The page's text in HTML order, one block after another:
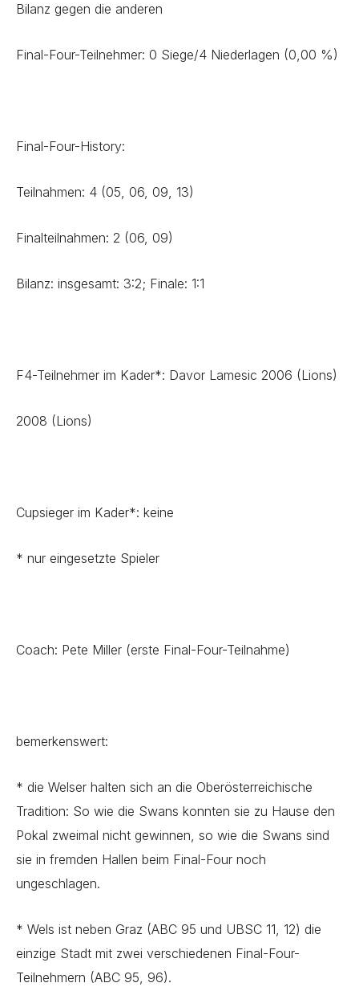
Bilanz gegen die anderen
Final-Four-Teilnehmer: 0 Siege/4 Niederlagen (0,00 %)
Final-Four-History:
Teilnahmen: 4 (05, 06, 09, 13)
Finalteilnahmen: 2 (06, 09)
Bilanz: insgesamt: 3:2; Finale: 1:1
F4-Teilnehmer im Kader*: Davor Lamesic 2006 (Lions)
2008 (Lions)
Cupsieger im Kader*: keine
* nur eingesetzte Spieler
Coach: Pete Miller (erste Final-Four-Teilnahme)
bemerkenswert:
* die Welser halten sich an die Oberösterreichische
Tradition: So wie die Swans konnten sie zu Hause den
Pokal zweimal nicht gewinnen, so wie die Swans sind
sie in fremden Hallen beim Final-Four noch
ungeschlagen.
* Wels ist neben Graz (ABC 95 und UBSC 11, 12) die
einzige Stadt mit zwei verschiedenen Final-Four-
Teilnehmern (ABC 95, 96).